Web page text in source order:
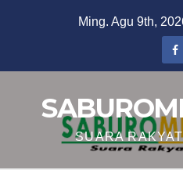
Ming. Agu 9th,
SUARA